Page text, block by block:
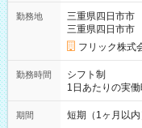
勤務地
三重県四日市市
三重県四日市市
フリック株式
勤務時間
シフト制
1日あたりの実
日~2026年10月
※週3~5日勤務(
期間 短期（1ヶ月以内